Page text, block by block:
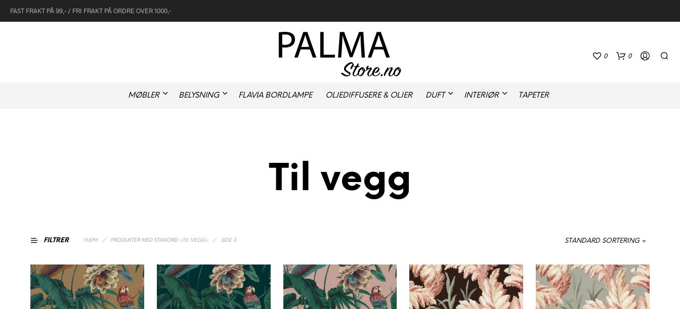
FAST FRAKT PÅ 99,- / FRI FRAKT PÅ ORDRE OVER 1000,-
MØBLER BELYSNING FLAVIA BORDLAMPE OLJEDIFFUSERE & OLJER DUFT INTERIØR TAPETER
0 0
Til vegg
FILTRER HJEM / PRODUKTER MED STIKKORD «TIL VEGG» / SIDE 3 STANDARD SORTERING